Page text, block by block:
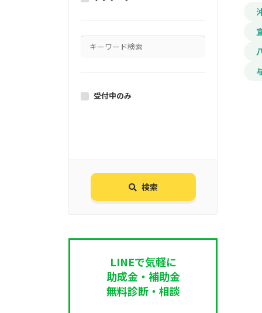
受付中のみ
検索
LINEで気軽に
助成金・補助金
無料診断・相談